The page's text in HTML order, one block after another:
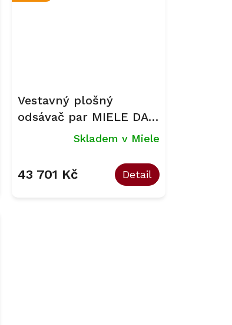
Vestavný plošný
odsávač par MIELE DA
Skladem v Miele
43 701 Kč Detail